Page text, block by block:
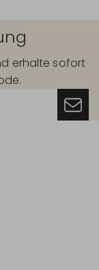
erhalte sofort